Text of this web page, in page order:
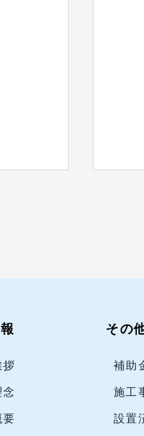
拶
要
その
補助
施工
設置